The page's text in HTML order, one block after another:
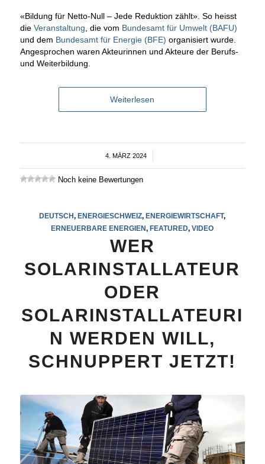
«Bildung für Netto-Null – Jede Reduktion zählt». So heisst
die Veranstaltung , die vom Bundesamt für Umwelt (BAFU)
und dem Bundesamt für Energie (BFE) organisiert wurde.
Angesprochen waren Akteurinnen und Akteure der Berufs-
und Weiterbildung.
Weiterlesen
4. MÄRZ 2024
/
Noch keine Bewertungen
DEUTSCH,ENERGIESCHWEIZ,ENERGIEWIRTSCHAFT,
ERNEUERBARE ENERGIEN,FEATURED,VIDEO
WER
SOLARINSTALLATEUR
ODER
SOLARINSTALLATEURI
N WERDEN WILL,
SCHNUPPERT JETZT!